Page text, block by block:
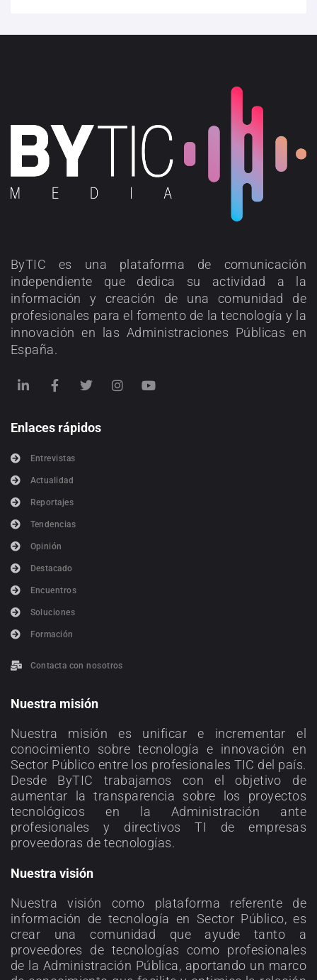
ByTIC es una plataforma de comunicación
independiente que dedica su actividad a la
información y creación de una comunidad de
profesionales para el fomento de la tecnología y la
innovación en las Administraciones Públicas en
España.
Enlaces rápidos
Entrevistas
Actualidad
Reportajes
Tendencias
Opinión
Destacado
Encuentros
Soluciones
Formación
Contacta con nosotros
Nuestra misión
Nuestra misión es unificar e incrementar el
conocimiento sobre tecnología e innovación en
Sector Público entre los profesionales TIC del país.
Desde ByTIC trabajamos con el objetivo de
aumentar la transparencia sobre los proyectos
tecnológicos en la Administración ante
profesionales y directivos TI de empresas
proveedoras de tecnologías.
Nuestra visión
Nuestra visión como plataforma referente de
información de tecnología en Sector Público, es
crear una comunidad que ayude tanto a
proveedores de tecnologías como profesionales
de la Administración Pública, aportando un marco